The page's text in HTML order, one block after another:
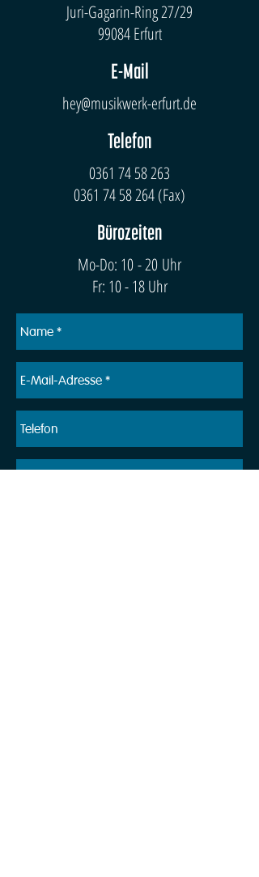
Juri-Gagarin-Ring 27/29
99084 Erfurt
E-Mail
hey@musikwerk-erfurt.de
Telefon
0361 74 58 263
0361 74 58 264(Fax)
Bürozeiten
Mo-Do: 10 - 20 Uhr
Fr: 10 - 18 Uhr